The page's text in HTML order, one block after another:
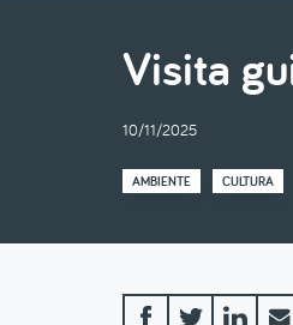
Visita
10/11/2025
AMBIENTE CULTURA